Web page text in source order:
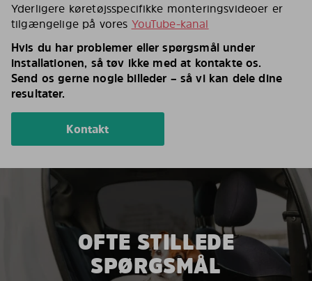
Yderligere køretøjsspecifikke monteringsvideoer er
tilgængelige på vores YouTube-kanal
Hvis du har problemer eller spørgsmål under
installationen, så tøv ikke med at kontakte os.
Send os gerne nogle billeder – så vi kan dele dine
resultater.
Kontakt
OFTE STILLEDE
SPØRGSMÅL